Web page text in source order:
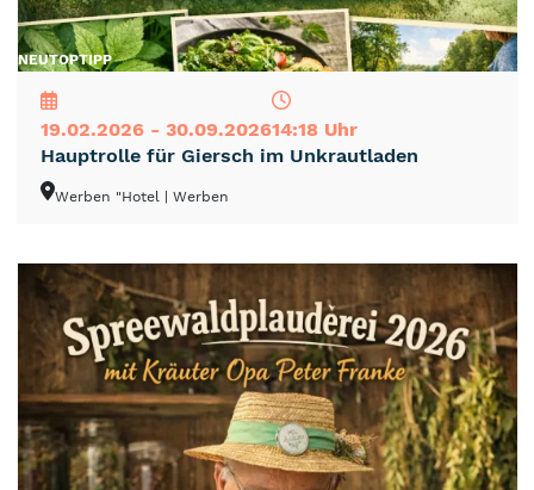
NEUTOPTIPP
19.02.2026 - 30.09.202614:18 Uhr
Hauptrolle für Giersch im Unkrautladen
Werben "Hotel | Werben